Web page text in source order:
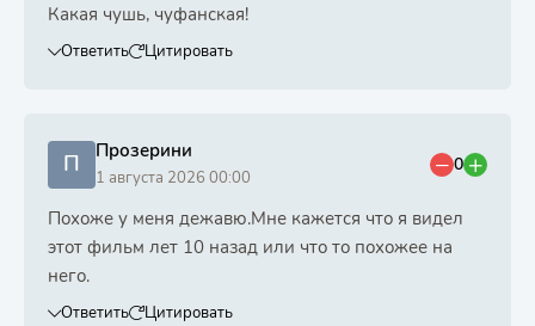
Какая чушь, чуфанская!
Ответить Цитировать
П Прозерини
1 августа 2026 00:00
0
Похоже у меня дежавю.Мне кажется что я видел
этот фильм лет 10 назад или что то похожее на
него.
Ответить Цитировать